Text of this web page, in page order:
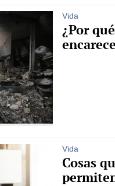
Vida
¿Por
Vida
Cosas